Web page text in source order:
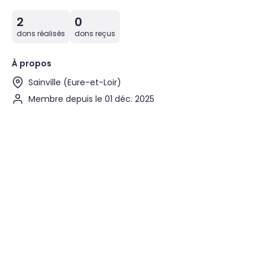
2
dons réalisés
0
dons reçus
À propos
Sainville (Eure-et-Loir)
Membre depuis le 01 déc. 2025